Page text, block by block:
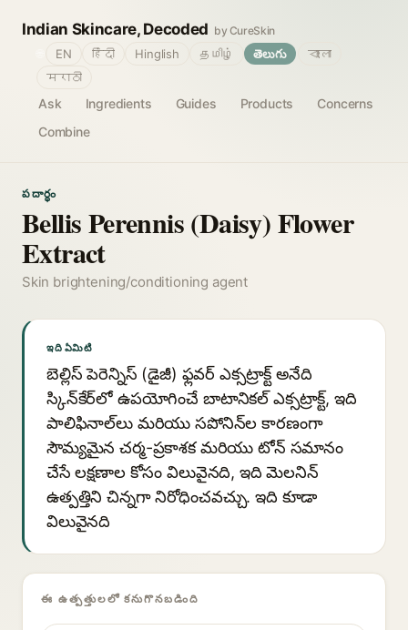
Indian Skincare, Decoded by CureSkin
Ask Ingredients Guides Products
Concerns
Combine
EN हिंदी Hinglish தமிழ் తెలుగు
বাংলা
मराठी
పదార్థం
Bellis Perennis (Daisy) Flower
Extract
Skin brightening/conditioning agent
ఇది ఏమిటి
బెల్లిస్ పెరెన్నిస్ (డైజీ) ఫ్లవర్ ఎక్సట్రాక్ట్ అనేది
స్కిన్‌కేర్‌లో ఉపయోగించే బాటానికల్ ఎక్సట్రాక్ట్, ఇది
పాలిఫినాల్‌లు మరియు సపోనిన్‌ల కారణంగా
సౌమ్యమైన చర్మ-ప్రకాశక మరియు టోన్ సమానం
చేసే లక్షణాల కోసం విలువైనది, ఇది మెలనిన్
ఉత్పత్తిని చిన్నగా నిరోధించవచ్చు. ఇది కూడా
విలువైనది
ఈ ఉత్పత్తులలో కనుగొనబడింది